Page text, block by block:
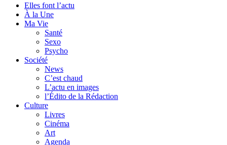
Elles font l’actu
À la Une
Ma Vie
Santé
Sexo
Psycho
Société
News
C’est chaud
L’actu en images
l’Édito de la Rédaction
Culture
Livres
Cinéma
Art
Agenda